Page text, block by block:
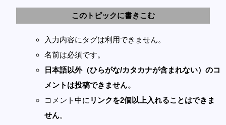
このトピックに書きこむ
入力内容にタグは利用できません。
名前は必須です。
日本語以外（ひらがな/カタカナが含まれない）のコ
メントは投稿できません。
コメント中に リンクを2個以上入れることはできま
せん。